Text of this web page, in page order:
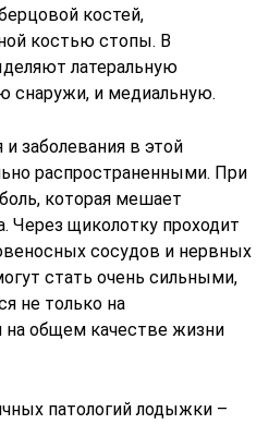
костей,
костью стопы. В
латеральную
снаружи, и медиальную.
заболевания в этой
распространенными. При
которая мешает
Через щиколотку проходит
сосудов и нервных
стать очень сильными,
не только на
на общем качестве жизни
патологий лодыжки –